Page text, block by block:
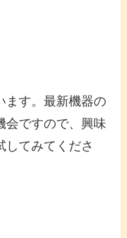
ます。最新機器の
会ですので、興味
してみてくださ